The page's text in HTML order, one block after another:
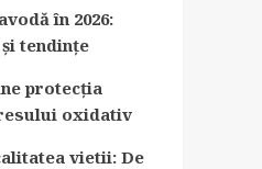
în 2026:
tendințe
protecția
oxidativ
vietii: De